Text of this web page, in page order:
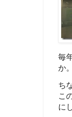
毎
か
ち
こ
に